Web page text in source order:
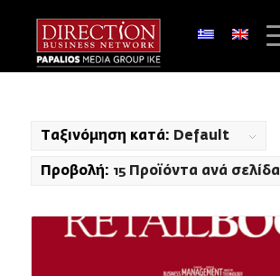
Ταξινόμηση κατά: Default
Προβολή: 15 Προϊόντα ανά σελίδα